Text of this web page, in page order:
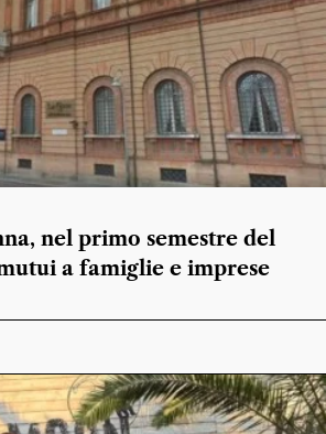
nel primo semestre del
a famiglie e imprese